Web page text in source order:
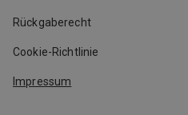
Rückgaberecht
Cookie-Richtlinie
Impressum